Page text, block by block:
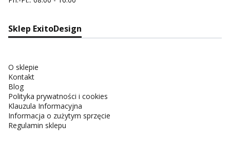
Sklep ExitoDesign
O sklepie
Kontakt
Blog
Polityka prywatności i cookies
Klauzula Informacyjna
Informacja o zużytym sprzęcie
Regulamin sklepu